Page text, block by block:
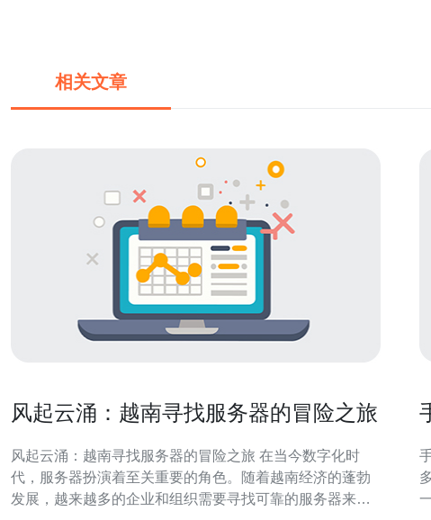
相关文章
风起云涌：越南寻找服务器的冒险之旅
风起云涌：越南寻找服务器的冒险之旅 在当今数字化时
代，服务器扮演着至关重要的角色。随着越南经济的蓬勃
发展，越来越多的企业和组织需要寻找可靠的服务器来满
手